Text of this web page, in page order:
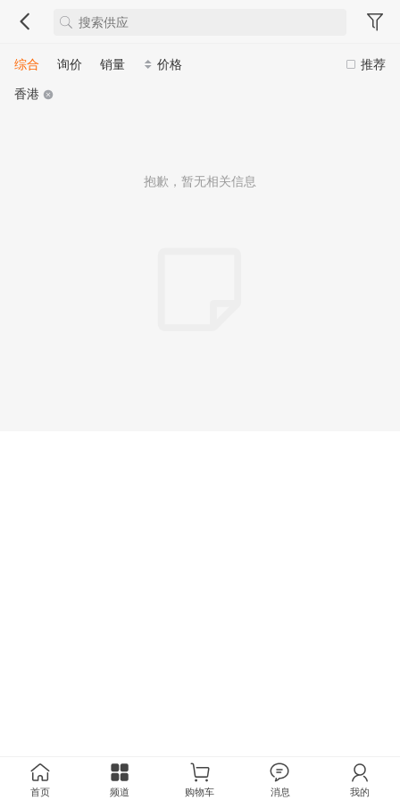
推荐
综合 询价 销量
价格
香港
抱歉，暂无相关信息
首页 频道 购物车 消息 我的